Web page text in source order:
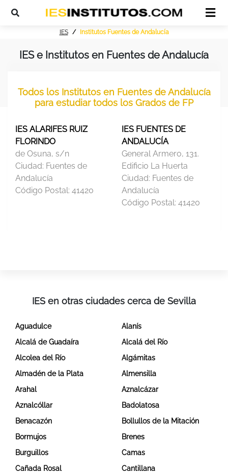
IES Institutos Fuentes de Andalucía
IES e Institutos en Fuentes de Andalucía
Todos los Institutos en Fuentes de Andalucía
para estudiar todos los Grados de FP
IES ALARIFES RUIZ
FLORINDO
de Osuna, s/n
Ciudad: Fuentes de
Andalucía
Código Postal: 41420
IES FUENTES DE
ANDALUCÍA
General Armero, 131.
Edificio La Huerta
Ciudad: Fuentes de
Andalucía
Código Postal: 41420
IES en otras ciudades cerca de Sevilla
Aguadulce
Alanís
Alcalá de Guadaíra
Alcalá del Río
Alcolea del Río
Algámitas
Almadén de la Plata
Almensilla
Arahal
Aznalcázar
Aznalcóllar
Badolatosa
Benacazón
Bollullos de la Mitación
Bormujos
Brenes
Burguillos
Camas
Cañada Rosal
Cantillana